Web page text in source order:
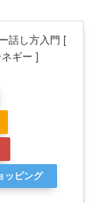
話し方入門 [
ギー ]
ッピング